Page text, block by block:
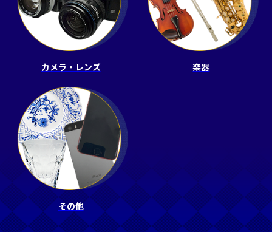
カメラ・レンズ 楽器
その他